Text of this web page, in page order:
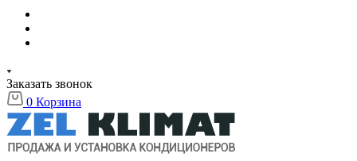
Заказать звонок
0 Корзина